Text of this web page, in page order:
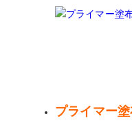
プライマー